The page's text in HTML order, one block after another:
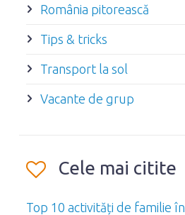
România pitorească
Tips & tricks
Transport la sol
Vacante de grup
Cele mai citite
Top 10 activități de familie în